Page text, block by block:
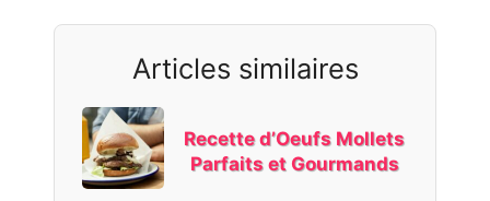
Articles similaires
Recette d’Oeufs Mollets
Parfaits et Gourmands